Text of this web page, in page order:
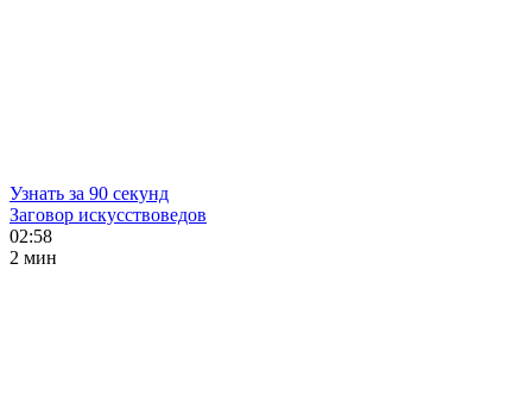
Узнать за 90 секунд
Заговор искусствоведов
02:58
2 мин